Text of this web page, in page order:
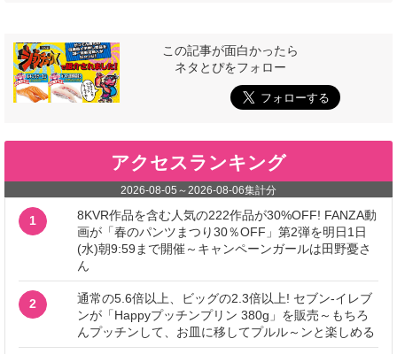
この記事が面白かったら
ネタとぴをフォロー
アクセスランキング
2026-08-05 ～2026-08-06集計分
1
8KVR作品を含む人気の222作品が30%OFF! FANZA動
画が「春のパンツまつり30％OFF」第2弾を明日1日
(水)朝9:59まで開催～キャンペーンガールは田野憂さ
ん
2
通常の5.6倍以上、ビッグの2.3倍以上! セブン‐イレブ
ンが「Happyプッチンプリン 380g」を販売～もちろ
んプッチンして、お皿に移してプルル～ンと楽しめる